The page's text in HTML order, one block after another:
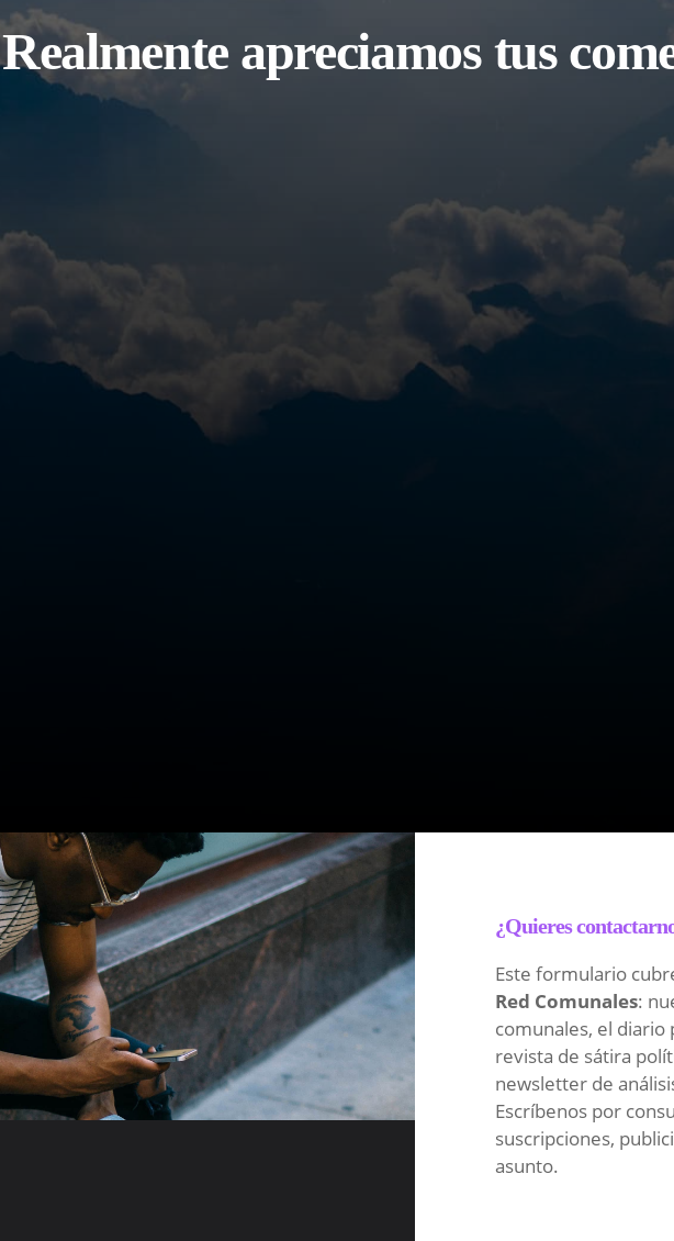
Realmente apreciamos tus
¿Quieres
Este formulario
Red Comunales:
comunales, el diario
revista de sátira
newsletter de
Escríbenos por
suscripciones,
asunto.